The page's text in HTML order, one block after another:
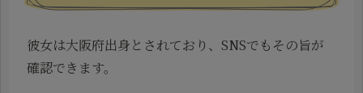
彼女は大阪府出身とされており、SNSでもその旨が
確認できます。